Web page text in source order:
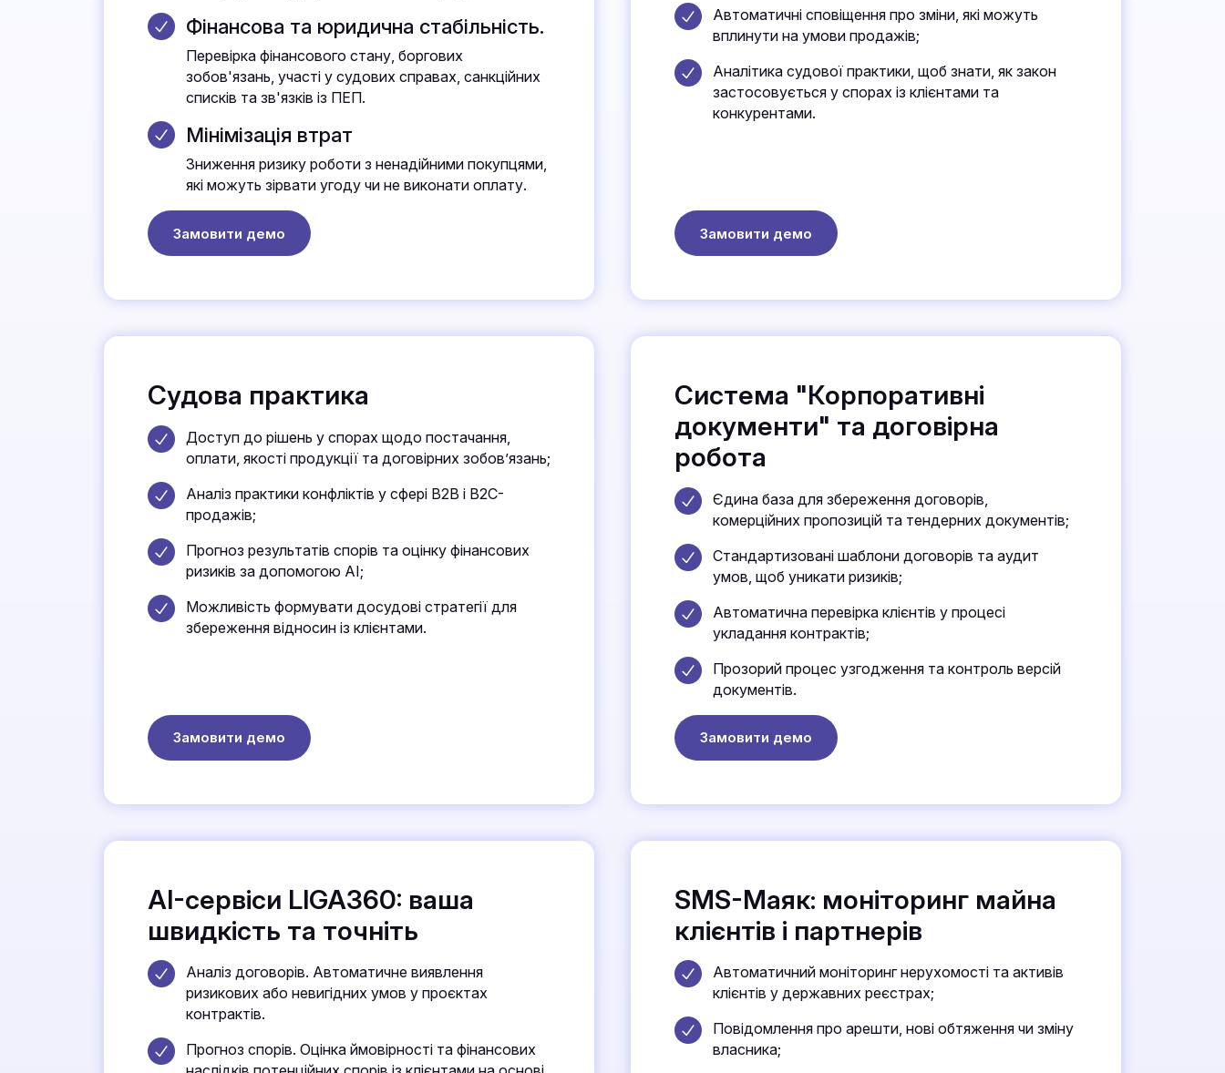
Фінансова та юридична стабільність.
Перевірка фінансового стану, боргових
зобов'язань, участі у судових справах, санкційних
списків та зв'язків із ПЕП.
Мінімізація втрат
Зниження ризику роботи з ненадійними покупцями,
які можуть зірвати угоду чи не виконати оплату.
Замовити демо
Автоматичні сповіщення про зміни, які можуть
вплинути на умови продажів;
Аналітика судової практики, щоб знати, як закон
застосовується у спорах із клієнтами та
конкурентами.
Замовити демо
Судова практика
Доступ до рішень у спорах щодо постачання,
оплати, якості продукції та договірних зобов’язань;
Аналіз практики конфліктів у сфері B2B і B2C-
продажів;
Прогноз результатів спорів та оцінку фінансових
ризиків за допомогою AI;
Можливість формувати досудові стратегії для
збереження відносин із клієнтами.
Замовити демо
Система "Корпоративні
документи" та договірна
робота
Єдина база для збереження договорів,
комерційних пропозицій та тендерних документів;
Стандартизовані шаблони договорів та аудит
умов, щоб уникати ризиків;
Автоматична перевірка клієнтів у процесі
укладання контрактів;
Прозорий процес узгодження та контроль версій
документів.
Замовити демо
AI-сервіси LIGA360: ваша
швидкість та точніть
Аналіз договорів. Автоматичне виявлення
ризикових або невигідних умов у проєктах
контрактів.
Прогноз спорів. Оцінка ймовірності та фінансових
SMS-Маяк: моніторинг майна
клієнтів і партнерів
Автоматичний моніторинг нерухомості та активів
клієнтів у державних реєстрах;
Повідомлення про арешти, нові обтяження чи зміну
власника;